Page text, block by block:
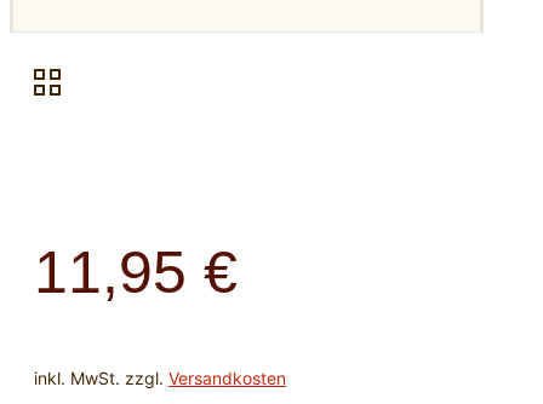
11,95 €
inkl. MwSt. zzgl. Versandkosten